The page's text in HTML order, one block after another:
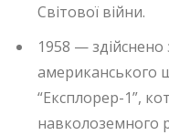
Світової війни.
1958 —
американського
“Експлорер-1”,
навколоземного